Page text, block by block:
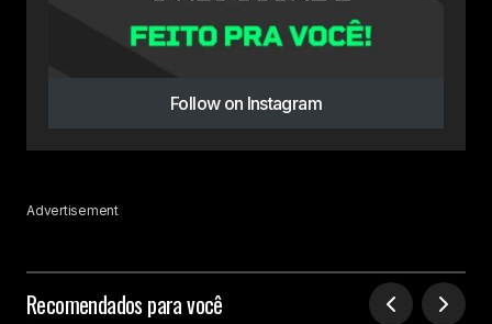
Follow on Instagram
Advertisement
Recomendados para você